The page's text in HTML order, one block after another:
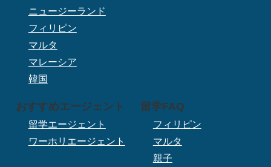
ニュージーランド
フィリピン
マルタ
マレーシア
韓国
おすすめエージェント
留学エージェント
ワーホリエージェント
留学FAQ
フィリピン
マルタ
親子